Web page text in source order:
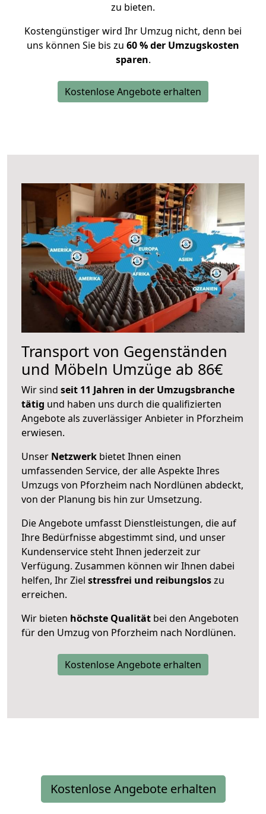
zu bieten.
Kostengünstiger wird Ihr Umzug nicht, denn bei
uns können Sie bis zu 60 % der Umzugskosten
sparen.
Kostenlose Angebote erhalten
Transport von Gegenständen
und Möbeln Umzüge ab 86€
Wir sind seit 11 Jahren in der Umzugsbranche
tätig und haben uns durch die qualifizierten
Angebote als zuverlässiger Anbieter in Pforzheim
erwiesen.
Unser Netzwerk bietet Ihnen einen
umfassenden Service, der alle Aspekte Ihres
Umzugs von Pforzheim nach Nordlünen abdeckt,
von der Planung bis hin zur Umsetzung.
Die Angebote umfasst Dienstleistungen, die auf
Ihre Bedürfnisse abgestimmt sind, und unser
Kundenservice steht Ihnen jederzeit zur
Verfügung. Zusammen können wir Ihnen dabei
helfen, Ihr Ziel stressfrei und reibungsloszu
erreichen.
Wir bieten höchste Qualität bei den Angeboten
für den Umzug von Pforzheim nach Nordlünen.
Kostenlose Angebote erhalten
Kostenlose Angebote erhalten